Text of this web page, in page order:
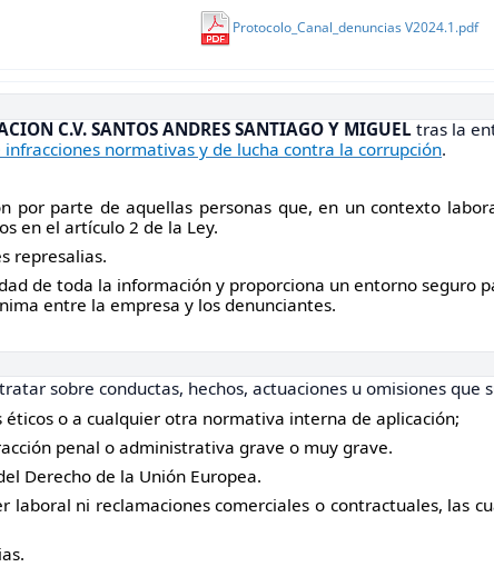
Protocolo_Canal_denuncias V2024.1.pdf
C.V. SANTOS ANDRES SANTIAGO Y MIGUEL tras la
normativas y de lucha contra la corrupción.
por parte de aquellas personas que, en un contexto
en el artículo 2 de la Ley.
represalias.
de toda la información y proporciona un entorno seguro
entre la empresa y los denunciantes.
sobre conductas, hechos, actuaciones u omisiones que
o a cualquier otra normativa interna de aplicación;
penal o administrativa grave o muy grave.
Derecho de la Unión Europea.
ni reclamaciones comerciales o contractuales, las